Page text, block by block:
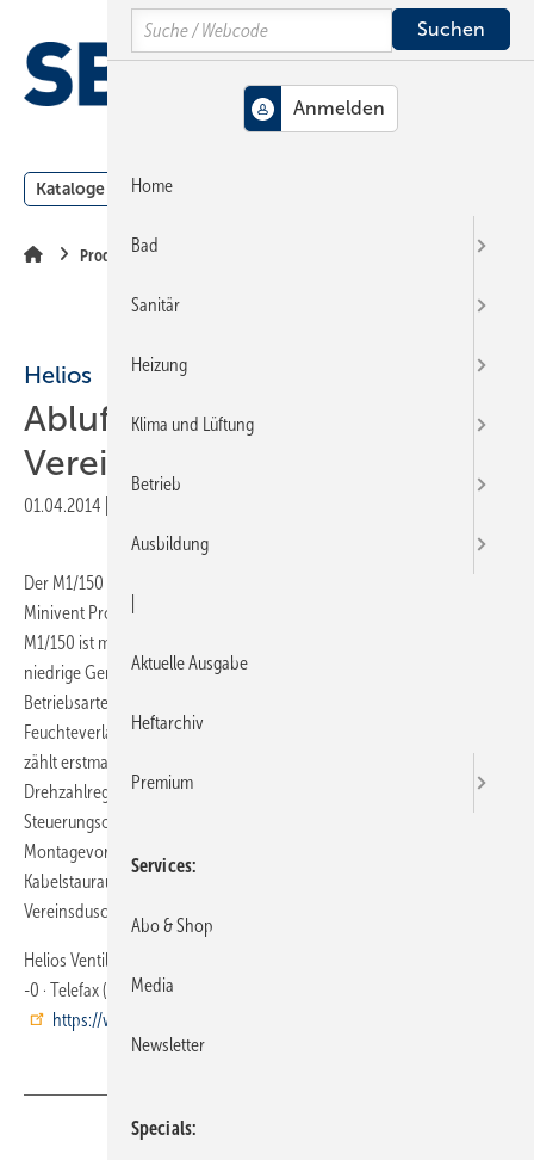
Hauptinhalt
Hauptmenü
SiteSearch
Kataloge Meldungen
Produkte
Helios
Abluftventilator für
Vereinsduschen & Co.
01.04.2014
Der M1/150 mit einem größeren Anschluss DN150 komplettiert die
Minivent Produktfamilie des Lüftungstechnik-Herstellers Helios. Der
M1/150 ist mit energiesparender EC-Technologie ausgestattet, er ­habe
niedrige Geräusch- und Stromverbrauchswerte und wird in vier
Betriebsarten angeboten. Neben einer Type mit intelligenter
Feuchteverlaufsautomatik für den barrierefreien Automatikbetrieb
zählt erstmals eine 0–10 V Ausführung für die stufenlose
Drehzahlregelung und den Anschluss universeller
Steuerungsoptionen dazu. Mit den bewährten Minivent
Montagevorteilen, wie zum Beispiel dem großzügig dimensionierten
Kabelstauraum, ist auch der M1/150 schnell und einfach in
Vereinsduschen und andere mittelgroßen Räumen installierbar.
Helios Ventilatoren · 78056 VS-Schwenningen · Telefon (0 77 20) 6 06
-0 · Telefax (0 77 20) 6 06-1 66 ·
https://www.heliosventilatoren.de/de/
Search
Home
Bad
Sanitär
Heizung
Klima und Lüftung
Betrieb
Ausbildung
Aktuelle Ausgabe
Heftarchiv
Premium
Services
Abo & Shop
Media
Newsletter
Specials